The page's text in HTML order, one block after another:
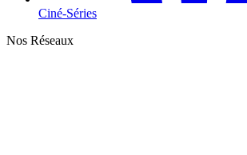
Ciné-Séries
Nos Réseaux